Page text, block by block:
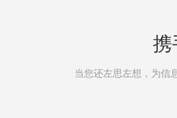
携
当您还左思左想，为信